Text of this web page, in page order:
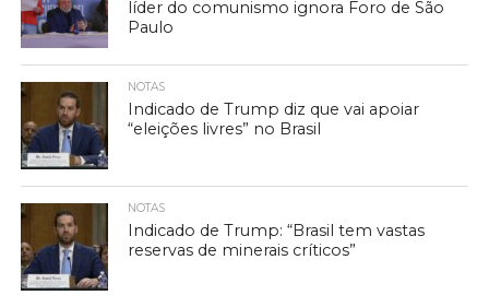
líder do comunismo ignora Foro de São
Paulo
NOTAS
Indicado de Trump diz que vai apoiar
“eleições livres” no Brasil
NOTAS
Indicado de Trump: “Brasil tem vastas
reservas de minerais críticos”